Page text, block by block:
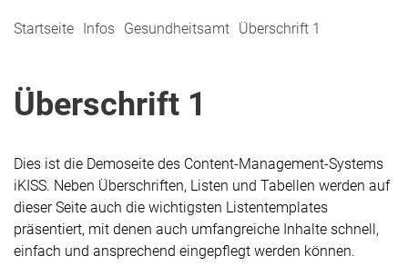
Startseite Infos Gesundheitsamt Überschrift 1
Überschrift 1
Dies ist die Demoseite des Content-Management-Systems
iKISS. Neben Überschriften, Listen und Tabellen werden auf
dieser Seite auch die wichtigsten Listentemplates
präsentiert, mit denen auch umfangreiche Inhalte schnell,
einfach und ansprechend eingepflegt werden können.